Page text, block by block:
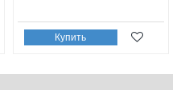
Купить